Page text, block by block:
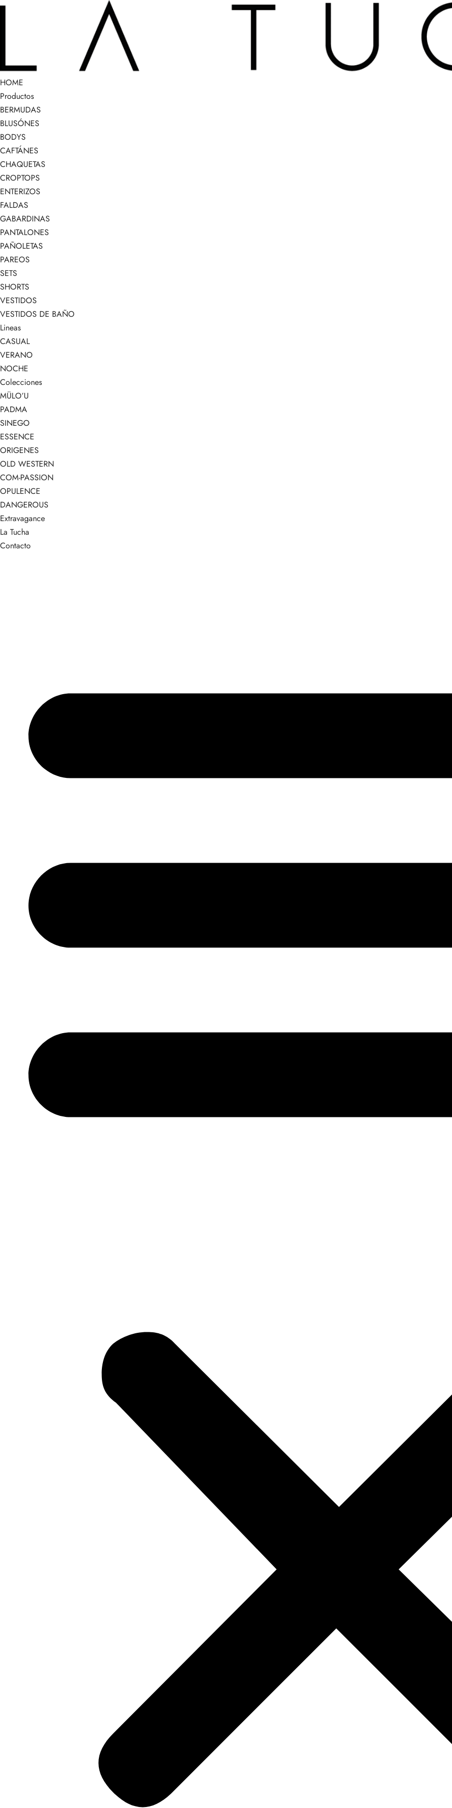
HOME
Productos
BERMUDAS
BLUSÓNES
BODYS
CAFTÁNES
CHAQUETAS
CROPTOPS
ENTERIZOS
FALDAS
GABARDINAS
PANTALONES
PAÑOLETAS
PAREOS
SETS
SHORTS
VESTIDOS
VESTIDOS DE BAÑO
Lineas
CASUAL
VERANO
NOCHE
Colecciones
MÜLO’U
PADMA
SINEGO
ESSENCE
ORIGENES
OLD WESTERN
COM-PASSION
OPULENCE
DANGEROUS
Extravagance
La Tucha
Contacto